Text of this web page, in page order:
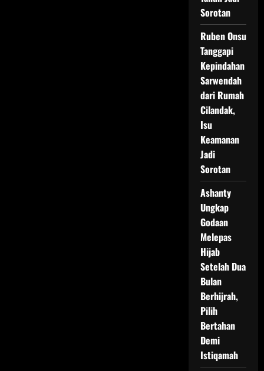
Sorotan
Ruben Onsu
Tanggapi
Kepindahan
Sarwendah
dari Rumah
Cilandak,
Isu
Keamanan
Jadi
Sorotan
Ashanty
Ungkap
Godaan
Melepas
Hijab
Setelah Dua
Bulan
Berhijrah,
Pilih
Bertahan
Demi
Istiqamah